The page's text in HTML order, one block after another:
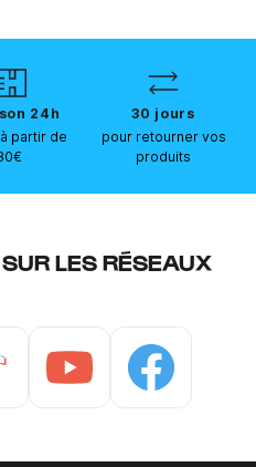
24h
partir de
30 jours
pour retourner vos
produits
LES RÉSEAUX